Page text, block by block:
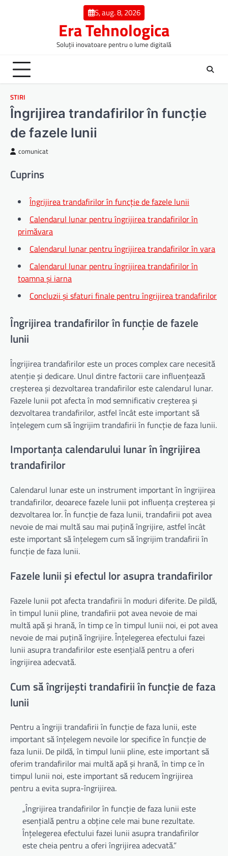
S, aug. 8, 2026
Era Tehnologica
Soluții inovatoare pentru o lume digitală
STIRI
Îngrijirea trandafirilor în funcție
de fazele lunii
comunicat
Cuprins
Îngrijirea trandafirilor în funcție de fazele lunii
Calendarul lunar pentru îngrijirea trandafirilor în
primăvara
Calendarul lunar pentru îngrijirea trandafirilor în vara
Calendarul lunar pentru îngrijirea trandafirilor în
toamna și iarna
Concluzii și sfaturi finale pentru îngrijirea trandafirilor
Îngrijirea trandafirilor în funcție de fazele
lunii
Îngrijirea trandafirilor este un proces complex care necesită
atenție și dedicare. Unul dintre factorii care influențează
creșterea și dezvoltarea trandafirilor este calendarul lunar.
Fazele lunii pot afecta în mod semnificativ creșterea și
dezvoltarea trandafirilor, astfel încât este important să
înțelegem cum să îngrijim trandafirii în funcție de faza lunii.
Importanța calendarului lunar în îngrijirea
trandafirilor
Calendarul lunar este un instrument important în îngrijirea
trandafirilor, deoarece fazele lunii pot influența creșterea și
dezvoltarea lor. În funcție de faza lunii, trandafirii pot avea
nevoie de mai multă sau mai puțină îngrijire, astfel încât
este important să înțelegem cum să îngrijim trandafirii în
funcție de faza lunii.
Fazele lunii și efectul lor asupra trandafirilor
Fazele lunii pot afecta trandafirii în moduri diferite. De pildă,
în timpul lunii pline, trandafirii pot avea nevoie de mai
multă apă și hrană, în timp ce în timpul lunii noi, ei pot avea
nevoie de mai puțină îngrijire. Înțelegerea efectului fazei
lunii asupra trandafirilor este esențială pentru a oferi
îngrijirea adecvată.
Cum să îngrijești trandafirii în funcție de faza
lunii
Pentru a îngriji trandafirii în funcție de faza lunii, este
important să înțelegem nevoile lor specifice în funcție de
faza lunii. De pildă, în timpul lunii pline, este important să
oferim trandafirilor mai multă apă și hrană, în timp ce în
timpul lunii noi, este important să reducem îngrijirea
pentru a evita supra-îngrijirea.
„Îngrijirea trandafirilor în funcție de faza lunii este
esențială pentru a obține cele mai bune rezultate.
Înțelegerea efectului fazei lunii asupra trandafirilor
este cheia pentru a oferi îngrijirea adecvată.”